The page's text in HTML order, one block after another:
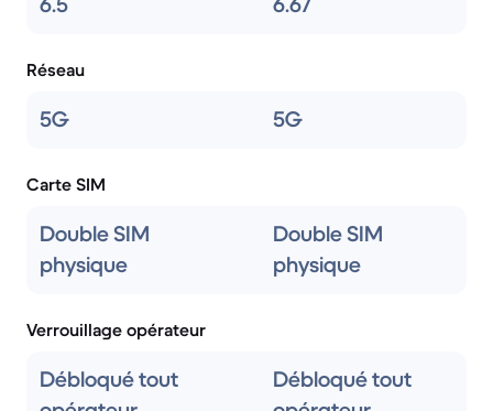
Réseau
5G 5G
Carte SIM
Double SIM
physique
Double SIM
physique
Verrouillage opérateur
Débloqué tout
Débloqué tout